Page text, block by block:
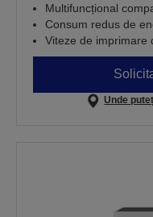
Multifuncțional
Consum redus de
Viteze de imprimare
Unde